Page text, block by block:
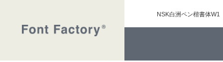
NSK白洲ペン楷書体